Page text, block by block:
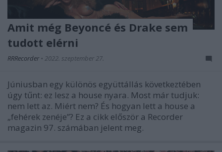
Amit még Beyoncé és Drake sem
tudott elérni
RRRecorder • 2022. szeptember 27.
Júniusban egy különös együttállás következtében
úgy tűnt: ez lesz a house nyara. Most már tudjuk:
nem lett az. Miért nem? És hogyan lett a house a
„fehérek zenéje”? Ez a cikk először a Recorder
magazin 97. számában jelent meg.